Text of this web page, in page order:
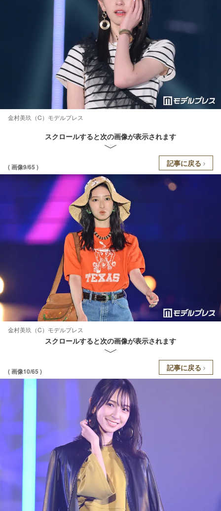
金村美玖（C）モデルプレス
スクロールすると次の画像が表示されます
( 画像9/65 ) 記事に戻る
金村美玖（C）モデルプレス
スクロールすると次の画像が表示されます
( 画像10/65 ) 記事に戻る